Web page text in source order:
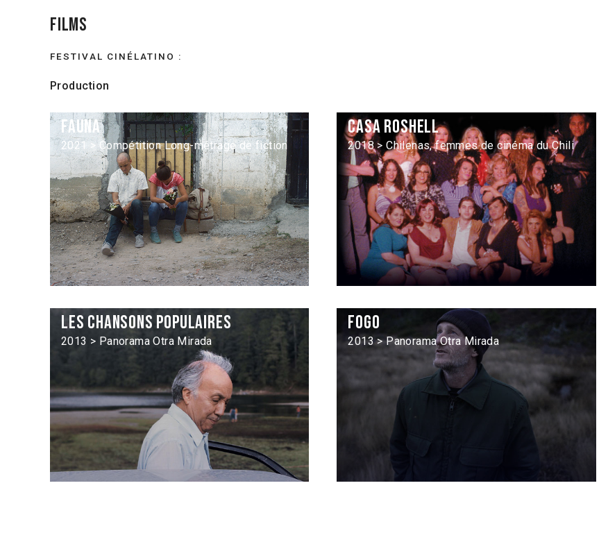
Films
FESTIVAL CINÉLATINO :
Production
Fauna
2021 > Compétition Long-métrage de fiction
Casa Roshell
2018 > Chilenas, femmes de cinéma du Chili
Les Chansons populaires
2013 > Panorama Otra Mirada
Fogo
2013 > Panorama Otra Mirada